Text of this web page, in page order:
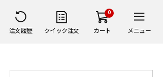
注文履歴 クイック注文
0
カート メニュー